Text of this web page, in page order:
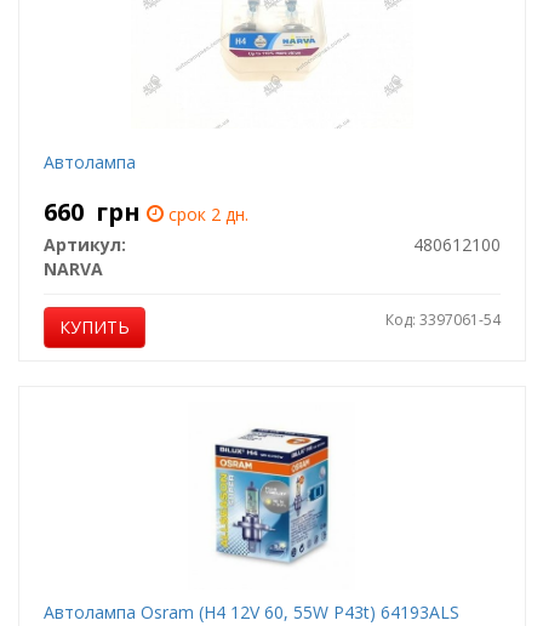
Автолампа
660 грн
срок 2 дн.
Артикул:
480612100
NARVA
КУПИТЬ Код: 3397061-54
Автолампа Osram (H4 12V 60, 55W P43t) 64193ALS